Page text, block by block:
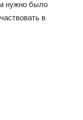
нужно было
в